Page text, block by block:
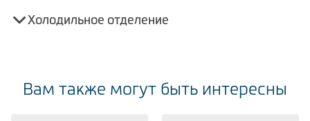
Холодильное отделение
Вам также могут быть интересны